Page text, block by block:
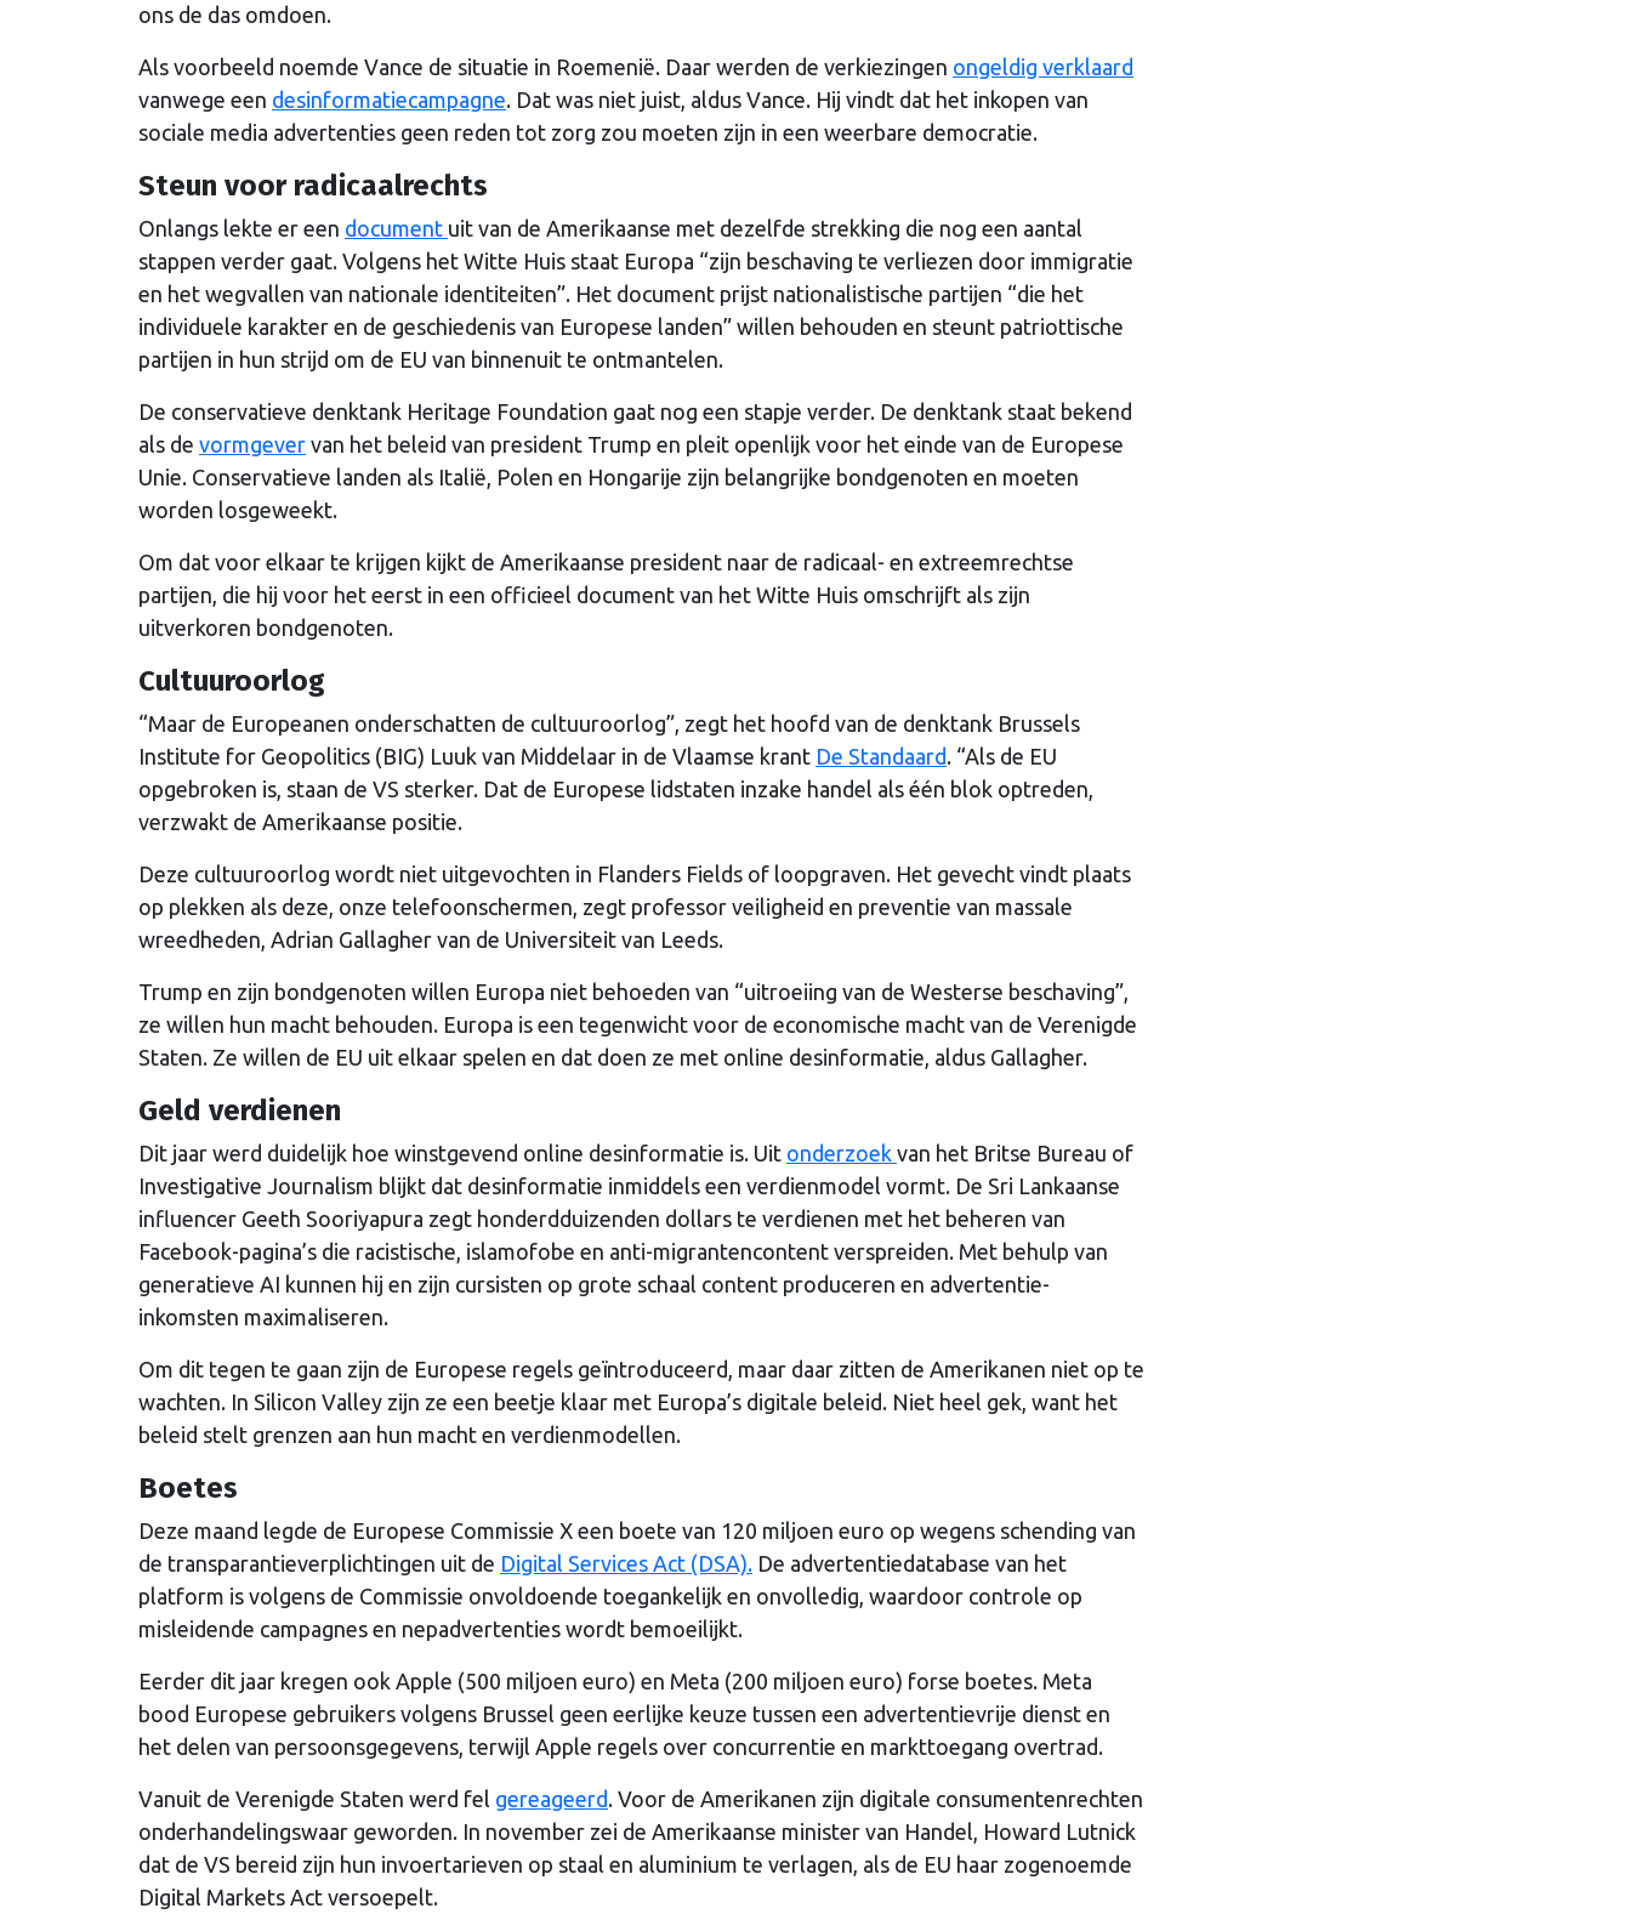
ons de das omdoen.
Als voorbeeld noemde Vance de situatie in Roemenië. Daar werden de verkiezingen ongeldig verklaard
vanwege een desinformatiecampagne. Dat was niet juist, aldus Vance. Hij vindt dat het inkopen van
sociale media advertenties geen reden tot zorg zou moeten zijn in een weerbare democratie.
Steun voor radicaalrechts
Onlangs lekte er een document uit van de Amerikaanse met dezelfde strekking die nog een aantal
stappen verder gaat. Volgens het Witte Huis staat Europa “zijn beschaving te verliezen door immigratie
en het wegvallen van nationale identiteiten”. Het document prijst nationalistische partijen “die het
individuele karakter en de geschiedenis van Europese landen” willen behouden en steunt patriottische
partijen in hun strijd om de EU van binnenuit te ontmantelen.
De conservatieve denktank Heritage Foundation gaat nog een stapje verder. De denktank staat bekend
als de vormgever van het beleid van president Trump en pleit openlijk voor het einde van de Europese
Unie. Conservatieve landen als Italië, Polen en Hongarije zijn belangrijke bondgenoten en moeten
worden losgeweekt.
Om dat voor elkaar te krijgen kijkt de Amerikaanse president naar de radicaal- en extreemrechtse
partijen, die hij voor het eerst in een officieel document van het Witte Huis omschrijft als zijn
uitverkoren bondgenoten.
Cultuuroorlog
“Maar de Europeanen onderschatten de cultuuroorlog”, zegt het hoofd van de denktank Brussels
Institute for Geopolitics (BIG) Luuk van Middelaar in de Vlaamse krant De Standaard. “Als de EU
opgebroken is, staan de VS sterker. Dat de Europese lidstaten inzake handel als één blok optreden,
verzwakt de Amerikaanse positie.
Deze cultuuroorlog wordt niet uitgevochten in Flanders Fields of loopgraven. Het gevecht vindt plaats
op plekken als deze, onze telefoonschermen, zegt professor veiligheid en preventie van massale
wreedheden, Adrian Gallagher van de Universiteit van Leeds.
Trump en zijn bondgenoten willen Europa niet behoeden van “uitroeiing van de Westerse beschaving”,
ze willen hun macht behouden. Europa is een tegenwicht voor de economische macht van de Verenigde
Staten. Ze willen de EU uit elkaar spelen en dat doen ze met online desinformatie, aldus Gallagher.
Geld verdienen
Dit jaar werd duidelijk hoe winstgevend online desinformatie is. Uit onderzoek van het Britse Bureau of
Investigative Journalism blijkt dat desinformatie inmiddels een verdienmodel vormt. De Sri Lankaanse
influencer Geeth Sooriyapura zegt honderdduizenden dollars te verdienen met het beheren van
Facebook-pagina’s die racistische, islamofobe en anti-migrantencontent verspreiden. Met behulp van
generatieve AI kunnen hij en zijn cursisten op grote schaal content produceren en advertentie-
inkomsten maximaliseren.
Om dit tegen te gaan zijn de Europese regels geïntroduceerd, maar daar zitten de Amerikanen niet op te
wachten. In Silicon Valley zijn ze een beetje klaar met Europa’s digitale beleid. Niet heel gek, want het
beleid stelt grenzen aan hun macht en verdienmodellen.
Boetes
Deze maand legde de Europese Commissie X een boete van 120 miljoen euro op wegens schending van
de transparantieverplichtingen uit de Digital Services Act (DSA). De advertentiedatabase van het
platform is volgens de Commissie onvoldoende toegankelijk en onvolledig, waardoor controle op
misleidende campagnes en nepadvertenties wordt bemoeilijkt.
Eerder dit jaar kregen ook Apple (500 miljoen euro) en Meta (200 miljoen euro) forse boetes. Meta
bood Europese gebruikers volgens Brussel geen eerlijke keuze tussen een advertentievrije dienst en
het delen van persoonsgegevens, terwijl Apple regels over concurrentie en markttoegang overtrad.
Vanuit de Verenigde Staten werd fel gereageerd. Voor de Amerikanen zijn digitale consumentenrechten
onderhandelingswaar geworden. In november zei de Amerikaanse minister van Handel, Howard Lutnick
dat de VS bereid zijn hun invoertarieven op staal en aluminium te verlagen, als de EU haar zogenoemde
Digital Markets Act versoepelt.